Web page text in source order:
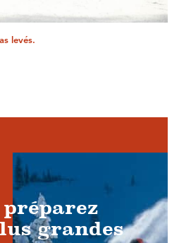
levés.
préparez
grandes